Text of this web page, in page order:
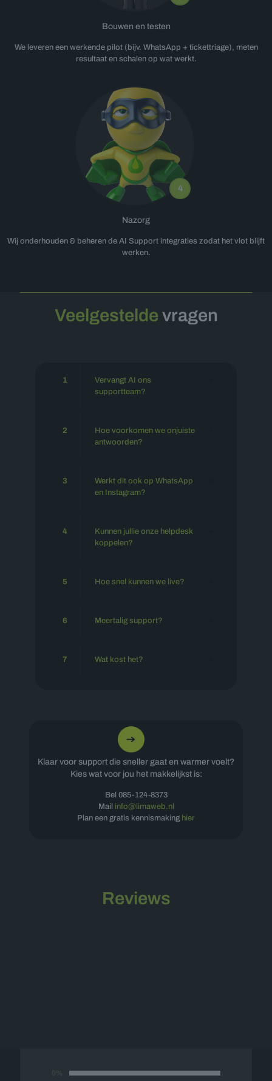
Bouwen en testen
We leveren een werkende pilot (bijv. WhatsApp + tickettriage), meten
resultaat en schalen op wat werkt.
4
Nazorg
Wij onderhouden & beheren de AI Support integraties zodat het vlot blijft
werken.
Veelgestelde vragen
1
Vervangt AI ons
supportteam?
2
Hoe voorkomen we onjuiste
antwoorden?
3
Werkt dit ook op WhatsApp
en Instagram?
4
Kunnen jullie onze helpdesk
koppelen?
5 Hoe snel kunnen we live?
6 Meertalig support?
7 Wat kost het?
Klaar voor support die sneller gaat en warmer voelt?
Kies wat voor jou het makkelijkst is:
Bel 085-124-8373
Mail info@limaweb.nl
Plan een gratis kennismaking hier
Reviews